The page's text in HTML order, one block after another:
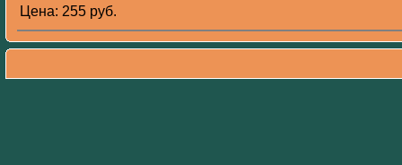
Цена: 255 pуб.